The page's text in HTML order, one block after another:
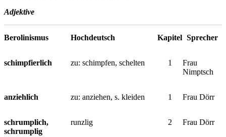
Adjektive
Berolinismus Hochdeutsch Kapitel Sprecher
schimpfierlich zu: schimpfen, schelten 1
Frau
Nimptsch
anziehlich zu: anziehen, s. kleiden 1 Frau Dörr
schrumplich,
schrumplig
runzlig 2 Frau Dörr